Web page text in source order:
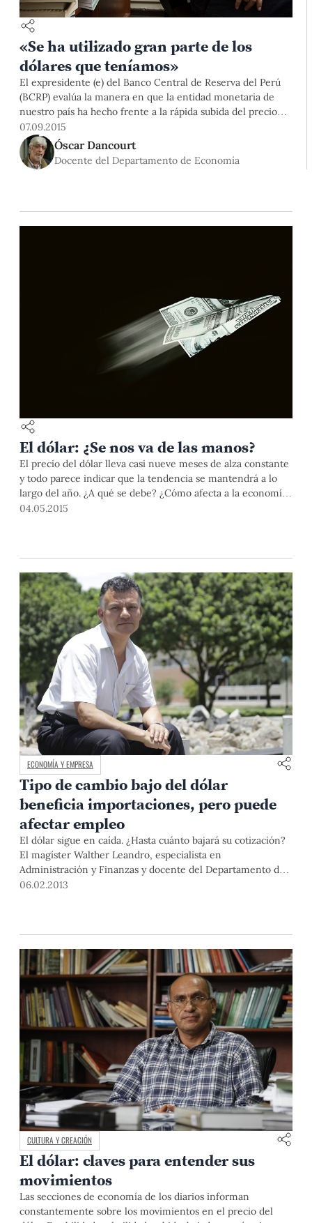
«Se ha utilizado gran parte de los
dólares que teníamos»
El expresidente (e) del Banco Central de Reserva del Perú
(BCRP) evalúa la manera en que la entidad monetaria de
nuestro país ha hecho frente a la rápida subida del precio
del dólar.
07.09.2015
Óscar Dancourt
Docente del Departamento de Economía
El dólar: ¿Se nos va de las manos?
El precio del dólar lleva casi nueve meses de alza constante
y todo parece indicar que la tendencia se mantendrá a lo
largo del año. ¿A qué se debe? ¿Cómo afecta a la economía
nacional? Y, sobre todo, ¿cómo te afecta a ti?
04.05.2015
ECONOMÍA Y EMPRESA
Tipo de cambio bajo del dólar
beneficia importaciones, pero puede
afectar empleo
El dólar sigue en caída. ¿Hasta cuánto bajará su cotización?
El magíster Walther Leandro, especialista en
Administración y Finanzas y docente del Departamento de
Ciencias de la Gestión, nos esclarece el panorama.
06.02.2013
CULTURA Y CREACIÓN
El dólar: claves para entender sus
movimientos
Las secciones de economía de los diarios informan
constantemente sobre los movimientos en el precio del